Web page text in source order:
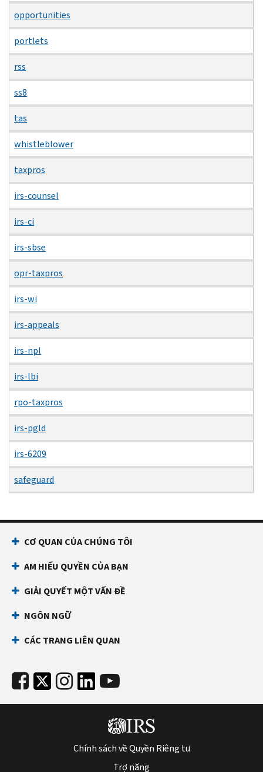
opportunities
portlets
rss
ss8
tas
whistleblower
taxpros
irs-counsel
irs-ci
irs-sbse
opr-taxpros
irs-wi
irs-appeals
irs-npl
irs-lbi
rpo-taxpros
irs-pgld
irs-6209
safeguard
CƠ QUAN CỦA CHÚNG TÔI
AM HIỂU QUYỀN CỦA BẠN
GIẢI QUYẾT MỘT VẤN ĐỀ
NGÔN NGỮ
CÁC TRANG LIÊN QUAN
Chính sách về Quyền Riêng tư
Trợ năng